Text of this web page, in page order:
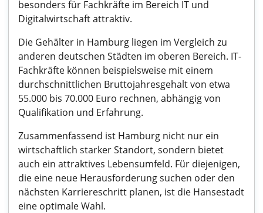
besonders für Fachkräfte im Bereich IT und
Digitalwirtschaft attraktiv.
Die Gehälter in Hamburg liegen im Vergleich zu
anderen deutschen Städten im oberen Bereich. IT-
Fachkräfte können beispielsweise mit einem
durchschnittlichen Bruttojahresgehalt von etwa
55.000 bis 70.000 Euro rechnen, abhängig von
Qualifikation und Erfahrung.
Zusammenfassend ist Hamburg nicht nur ein
wirtschaftlich starker Standort, sondern bietet
auch ein attraktives Lebensumfeld. Für diejenigen,
die eine neue Herausforderung suchen oder den
nächsten Karriereschritt planen, ist die Hansestadt
eine optimale Wahl.